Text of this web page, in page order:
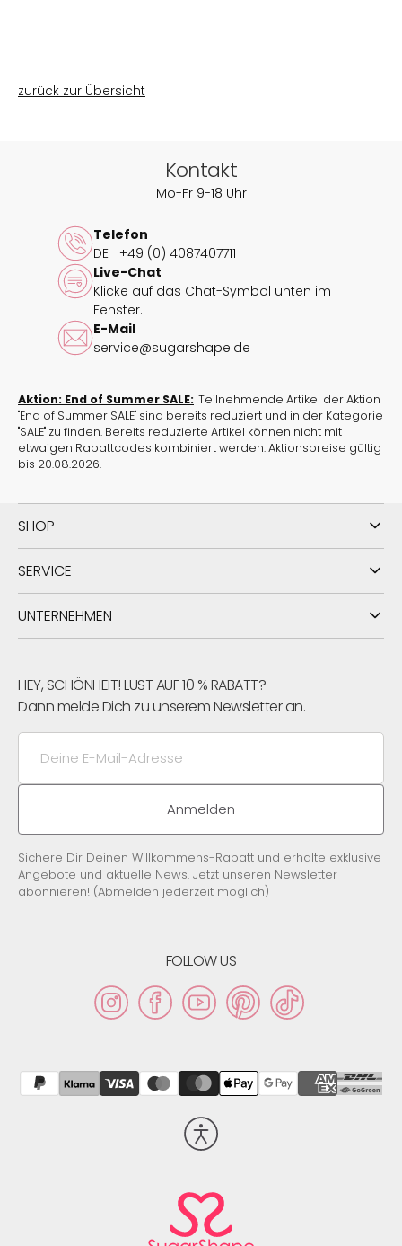
zurück zur Übersicht
Kontakt
Mo-Fr 9-18 Uhr
Telefon
DE
+49 (0) 4087407711
Live-Chat
Klicke auf das Chat-Symbol unten im
Fenster.
E-Mail
service@sugarshape.de
Aktion: End of Summer SALE: Teilnehmende Artikel der Aktion
"End of Summer SALE" sind bereits reduziert und in der Kategorie
"SALE" zu finden. Bereits reduzierte Artikel können nicht mit
etwaigen Rabattcodes kombiniert werden. Aktionspreise gültig
bis 20.08.2026.
SHOP
SERVICE
UNTERNEHMEN
HEY, SCHÖNHEIT! LUST AUF 10 % RABATT?
Dann melde Dich zu unserem Newsletter an.
Deine
Mail-
Anmelden
Sichere Dir Deinen Willkommens-Rabatt und erhalte exklusive
Angebote und aktuelle News. Jetzt unseren Newsletter
abonnieren! (Abmelden jederzeit möglich)
FOLLOW US
InstagramFacebookYouTubePinterestTikTok